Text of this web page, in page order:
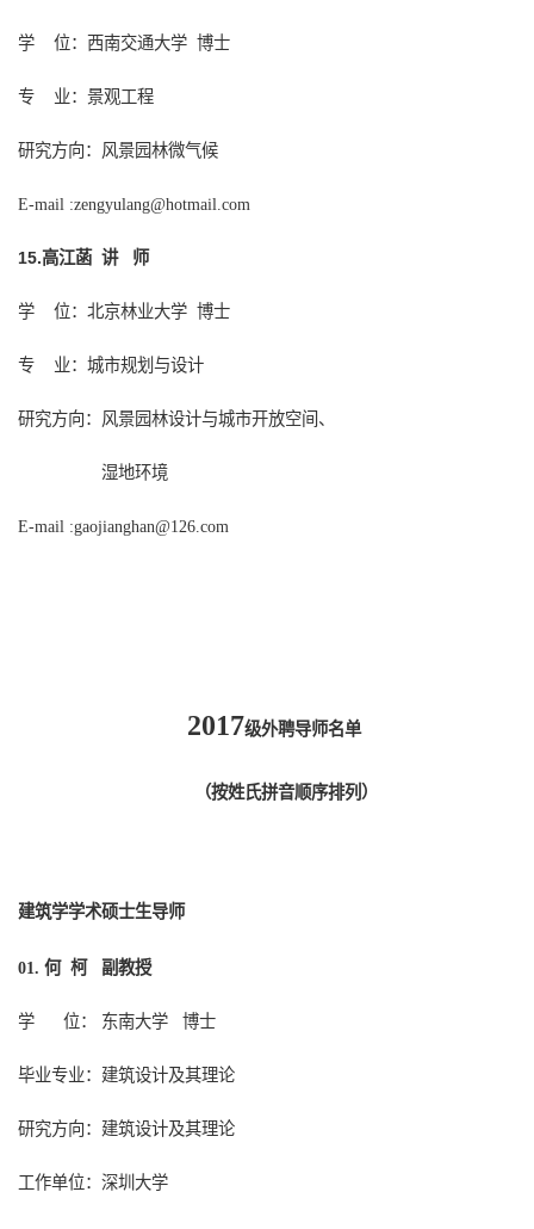
学 位： 西南交通大学 博士
专 业： 景观工程
研究方向： 风景园林微气候
E-mail :zengyulang@hotmail.com
15.高江菡 讲 师
学 位： 北京林业大学 博士
专 业：城市规划与设计
研究方向：风景园林设计与城市开放空间、
湿地环境
E-mail :gaojianghan@126.com
2017级外聘导师名单
（按姓氏拼音顺序排列）
建筑学学术硕士生导师
01. 何 柯 副教授
学 位： 东南大学 博士
毕业专业：建筑设计及其理论
研究方向：建筑设计及其理论
工作单位：深圳大学